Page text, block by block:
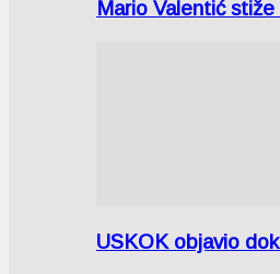
Mario Valentić
USKOK objavio